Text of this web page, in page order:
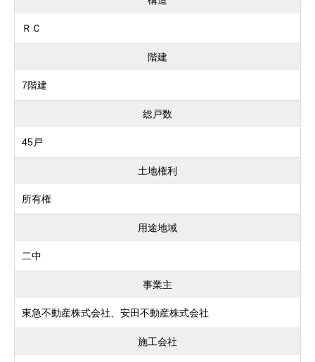
ＲＣ
階建
7階建
総戸数
45戸
土地権利
所有権
用途地域
二中
事業主
東急不動産株式会社、安田不動産株式会社
施工会社